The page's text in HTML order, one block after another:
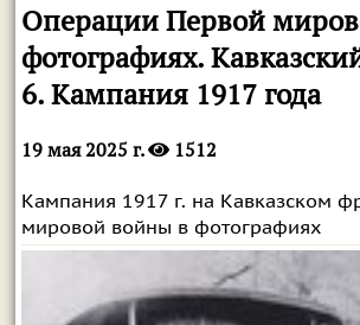
Операции Первой
фотографиях.
6. Кампания 1917 года
19 мая 2025 г. 1512
Кампания 1917 г. на Кавказском
мировой войны в фотографиях